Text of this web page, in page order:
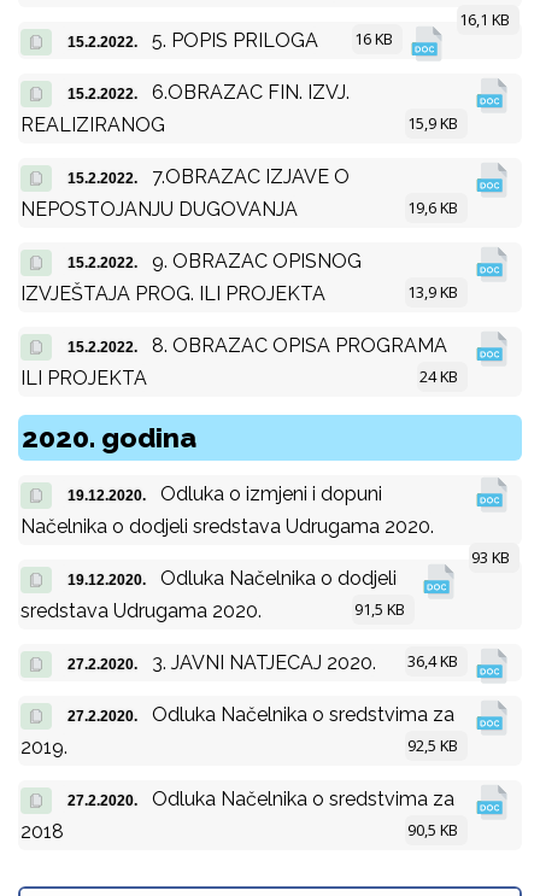
16,1 KB
15.2.2022. 5. POPIS PRILOGA 16 KB
15.2.2022.
6.OBRAZAC FIN. IZVJ.
REALIZIRANOG
15,9 KB
15.2.2022.
7.OBRAZAC IZJAVE O
NEPOSTOJANJU DUGOVANJA
19,6 KB
15.2.2022.
9. OBRAZAC OPISNOG
IZVJEŠTAJA PROG. ILI PROJEKTA
13,9 KB
15.2.2022.
8. OBRAZAC OPISA PROGRAMA
ILI PROJEKTA
24 KB
2020. godina
19.12.2020.
Odluka o izmjeni i dopuni
Načelnika o dodjeli sredstava Udrugama 2020.
93 KB
19.12.2020.
Odluka Načelnika o dodjeli
sredstava Udrugama 2020.
91,5 KB
27.2.2020. 3. JAVNI NATJECAJ 2020. 36,4 KB
27.2.2020.
Odluka Načelnika o sredstvima za
2019.
92,5 KB
27.2.2020.
Odluka Načelnika o sredstvima za
2018
90,5 KB